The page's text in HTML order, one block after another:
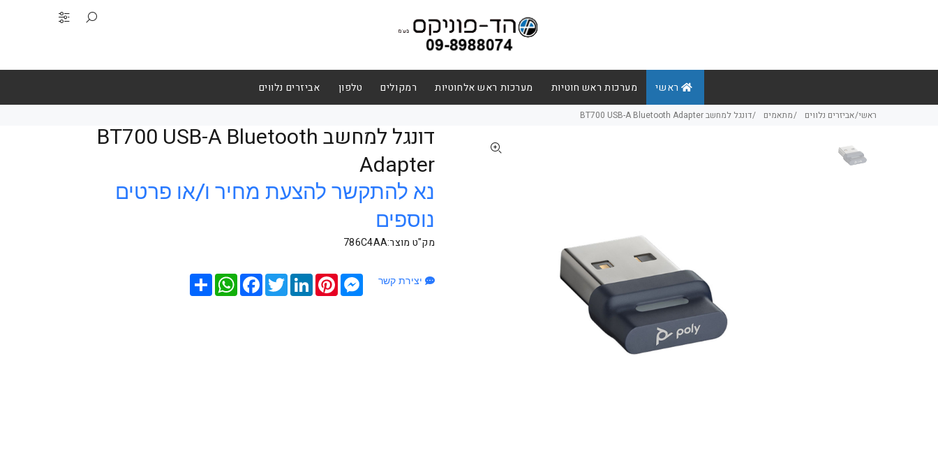
ראשי מערכות ראש חוטיות מערכות ראש אלחוטיות רמקולים טלפון אביזרים נלווים
ראשי אביזרים נלווים מתאמים דונגל למחשב BT700 USB-A Bluetooth Adapter
דונגל למחשב BT700 USB-A Bluetooth
Adapter
נא להתקשר להצעת מחיר ו/או פרטים
נוספים
מק"ט מוצר:786C4AA
יצירת קשר שתף
WhatsAppFacebookTwitterLinkedInPinterest
Messenger